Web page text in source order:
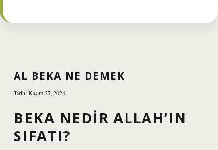
AL BEKA NE DEMEK
Tarih: Kasım 27, 2024
BEKA NEDIR ALLAH’IN
SIFATI?